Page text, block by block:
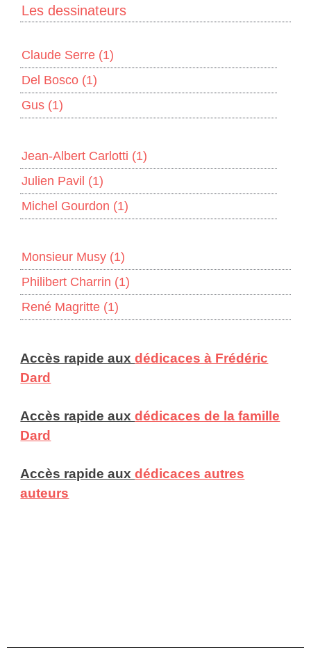
Les dessinateurs
Claude Serre (1)
Del Bosco (1)
Gus (1)
Jean-Albert Carlotti (1)
Julien Pavil (1)
Michel Gourdon (1)
Monsieur Musy (1)
Philibert Charrin (1)
René Magritte (1)
Accès rapide auxdédicaces à Frédéric
Dard
Accès rapide auxdédicaces de la famille
Dard
Accès rapide auxdédicaces autres
auteurs